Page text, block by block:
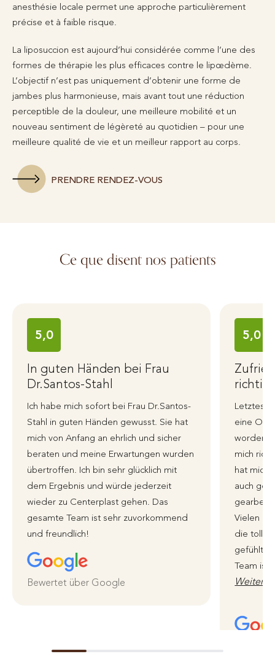
anesthésie locale permet une approche particulièrement
précise et à faible risque.
La liposuccion est aujourd’hui considérée comme l’une des
formes de thérapie les plus efficaces contre le lipœdème.
L’objectif n’est pas uniquement d’obtenir une forme de
jambes plus harmonieuse, mais avant tout une réduction
perceptible de la douleur, une meilleure mobilité et un
nouveau sentiment de légèreté au quotidien – pour une
meilleure qualité de vie et un meilleur rapport au corps.
PRENDRE RENDEZ-VOUS
Ce que disent nos patients
5,0
In guten Händen bei Frau
Dr.Santos-Stahl
Ich habe mich sofort bei Frau Dr.Santos-
Stahl in guten Händen gewusst. Sie hat
mich von Anfang an ehrlich und sicher
beraten und meine Erwartungen wurden
übertroffen. Ich bin sehr glücklich mit
dem Ergebnis und würde jederzeit
wieder zu Centerplast gehen. Das
gesamte Team ist sehr zuvorkommend
und freundlich!
Bewertet über Google
5,0
richtig
Letztes
eine
worden,
mich
hat mich
auch
Vielen
die tolle
gefühlt
Team ist